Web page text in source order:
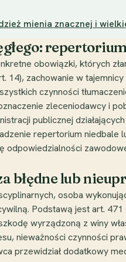
mienia znacznej i
obowiązki, których
14), zachowanie w
czynności
zleceniodawcy i
publicznej
repertorium niedbale
odpowiedzialności
błędne lub
osoba
Podstawą jest art.
wyrządzoną z winy
nieważności czynności
przewidział dodatkowy